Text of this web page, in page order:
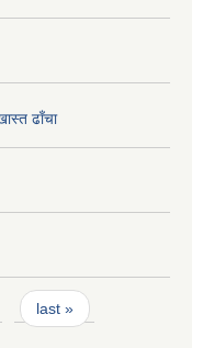
ढाँचा
last »